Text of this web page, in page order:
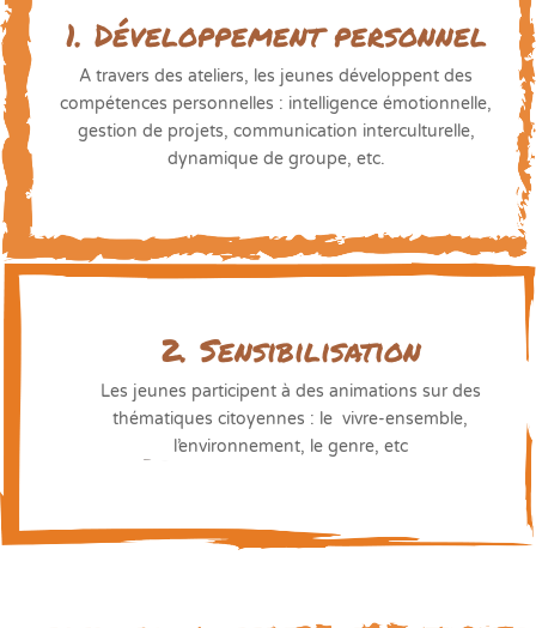
1. Développement personnel
A travers des ateliers, les jeunes développent des
compétences personnelles : intelligence émotionnelle,
gestion de projets, communication interculturelle,
dynamique de groupe, etc.
2. Sensibilisation
Les jeunes participent à des animations sur des
thématiques citoyennes : le vivre-ensemble,
l’environnement, le genre, etc